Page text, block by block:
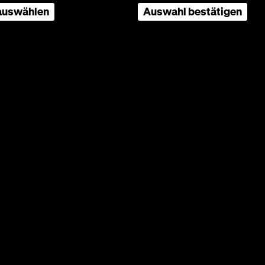
Auswahl bestätigen